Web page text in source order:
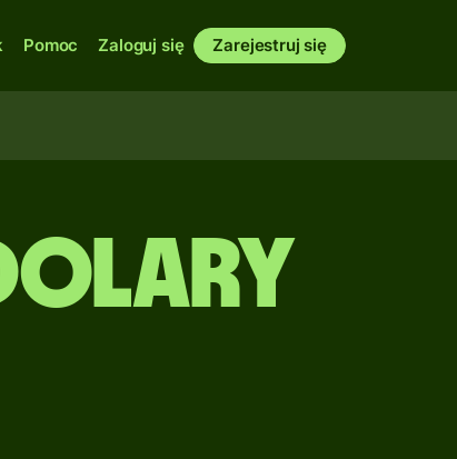
Pomoc Zaloguj się Zarejestruj się